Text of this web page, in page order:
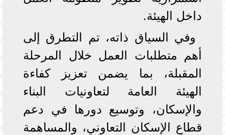
داخل الهيئة.
وفي السياق ذاته، تم التطرق إلى
أهم متطلبات العمل خلال المرحلة
المقبلة، بما يضمن تعزيز كفاءة
الهيئة العامة لتعاونيات البناء
والإسكان، وتوسيع دورها في دعم
قطاع الإسكان التعاوني، والمساهمة